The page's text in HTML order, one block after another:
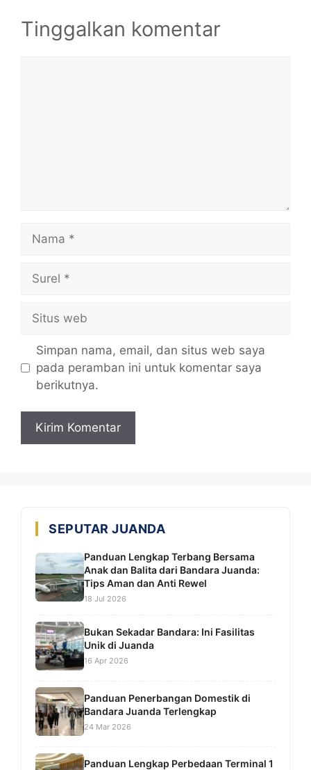
Tinggalkan komentar
web
Simpan nama, email, dan situs web saya
pada peramban ini untuk komentar saya
berikutnya.
SEPUTAR JUANDA
Panduan Lengkap Terbang Bersama
Anak dan Balita dari Bandara Juanda:
Tips Aman dan Anti Rewel
18 Jul 2026
Bukan Sekadar Bandara: Ini Fasilitas
Unik di Juanda
16 Apr 2026
Panduan Penerbangan Domestik di
Bandara Juanda Terlengkap
24 Mar 2026
Panduan Lengkap Perbedaan Terminal 1